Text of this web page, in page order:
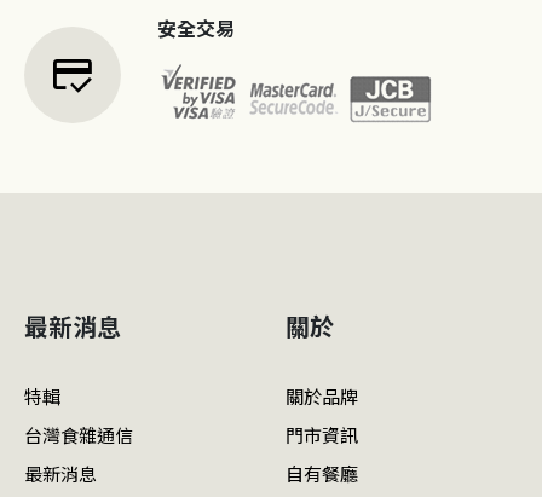
credit_score
安全交易
最新消息
特輯
台灣食雜通信
最新消息
關於
關於品牌
門市資訊
自有餐廳